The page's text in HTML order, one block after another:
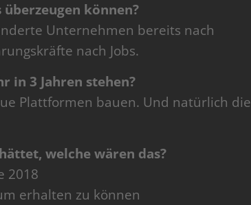
können?
Unternehmen bereits nach
nach Jobs.
in 3 Jahren stehen?
Plattformen bauen. Und natürlich die
welche wären das?
2018
erhalten zu können